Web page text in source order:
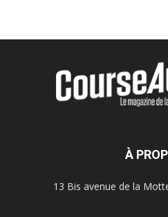
À
13 Bis avenue de la